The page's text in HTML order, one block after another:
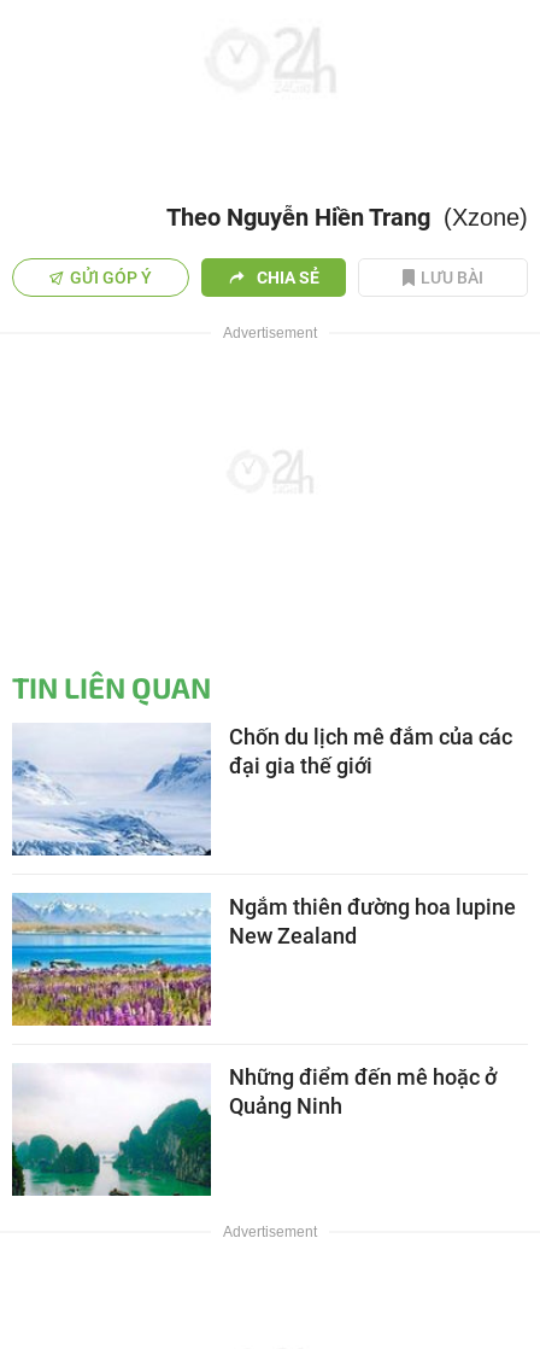
Theo Nguyễn Hiền Trang (Xzone)
GỬI GÓP Ý CHIA SẺ LƯU BÀI
TIN LIÊN QUAN
Chốn du lịch mê đắm của các
đại gia thế giới
Ngắm thiên đường hoa lupine
New Zealand
Những điểm đến mê hoặc ở
Quảng Ninh